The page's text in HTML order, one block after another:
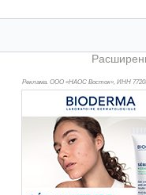
Реклама. ООО «НАОС Восток», ИНН 772